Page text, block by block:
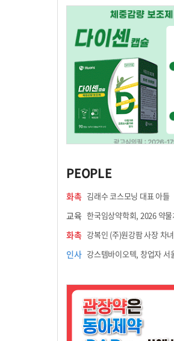
PEOPLE
화촉 김래수 코스모닝 대표 아들
교육
화촉 강복인 (주)원강팜 사장 차녀
인사